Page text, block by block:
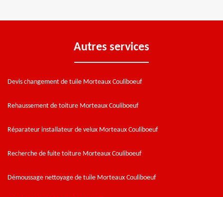
Autres services
Devis changement de tuile Morteaux Couliboeuf
Rehaussement de toiture Morteaux Couliboeuf
Réparateur installateur de velux Morteaux Couliboeuf
Recherche de fuite toiture Morteaux Couliboeuf
Démoussage nettoyage de tuile Morteaux Couliboeuf